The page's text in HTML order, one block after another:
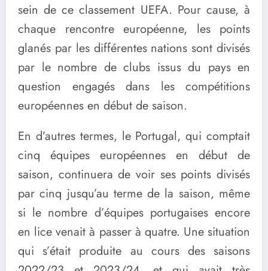
sein de ce classement UEFA. Pour cause, à
chaque rencontre européenne, les points
glanés par les différentes nations sont divisés
par le nombre de clubs issus du pays en
question engagés dans les compétitions
européennes en début de saison.
En d’autres termes, le Portugal, qui comptait
cinq équipes européennes en début de
saison, continuera de voir ses points divisés
par cinq jusqu’au terme de la saison, même
si le nombre d’équipes portugaises encore
en lice venait à passer à quatre. Une situation
qui s’était produite au cours des saisons